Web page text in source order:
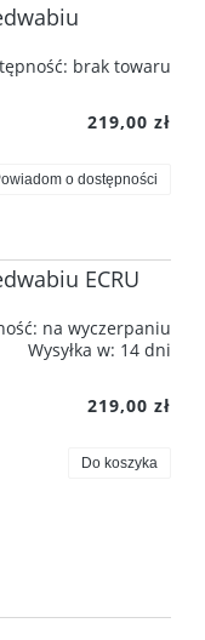
brak towaru
219,00 zł
o dostępności
ECRU
na wyczerpaniu
Wysyłka w: 14 dni
219,00 zł
Do koszyka